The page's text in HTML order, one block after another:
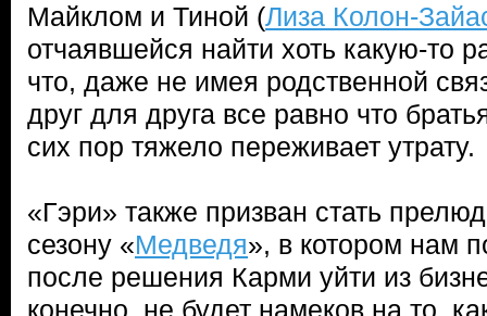
Майклом и Тиной (Лиза Колон-
отчаявшейся найти хоть какую-то
что, даже не имея родственной
друг для друга все равно что
сих пор тяжело переживает утрату.
«Гэри» также призван стать
сезону «Медведя», в котором нам
после решения Карми уйти из
конечно, не будет намеков на то,